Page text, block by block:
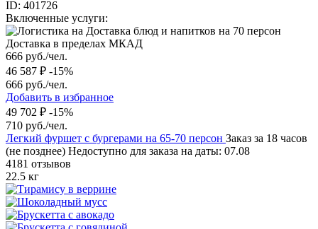
ID: 401726
Включенные услуги:
Доставка в пределах МКАД
666 руб./чел.
46 587 ₽ -15%
666 руб./чел.
Добавить в избранное
49 702 ₽ -15%
710 руб./чел.
Легкий фуршет с бургерами на 65-70 персон Заказ за 18 часов
(не позднее) Недоступно для заказа на даты: 07.08
4181 отзывов
22.5 кг